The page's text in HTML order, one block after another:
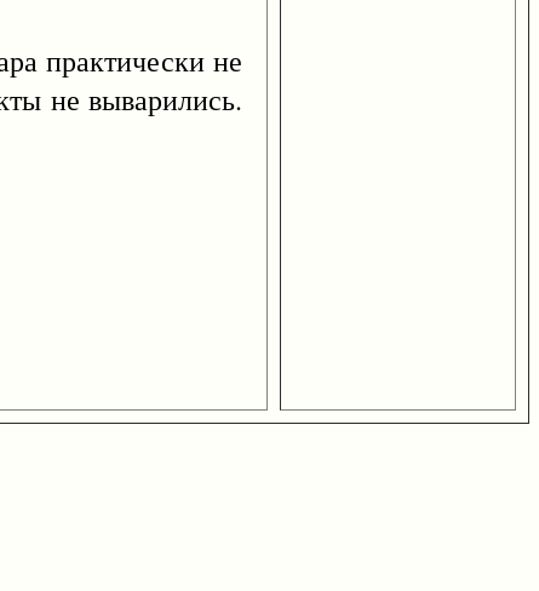
практически не
не выварились.